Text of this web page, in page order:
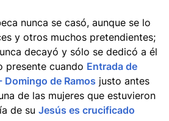
nunca se casó, aunque se lo
y otros muchos pretendientes;
decayó y sólo se dedicó a él
presente cuando Entrada de
de Ramos justo antes
de las mujeres que estuvieron
de su Jesús es crucificado